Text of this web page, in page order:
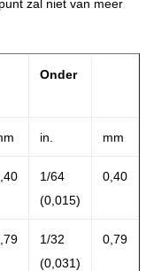
zal niet van meer
Onder
in. mm
1/64
(0,015)
0,40
1/32
(0,031)
0,79